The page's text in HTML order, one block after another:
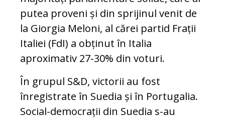
putea proveni și din sprijinul venit de
la Giorgia Meloni, al cărei partid Frații
Italiei (FdI) a obținut în Italia
aproximativ 27-30% din voturi.
În grupul S&D, victorii au fost
înregistrate în Suedia și în Portugalia.
Social-democrații din Suedia s-au